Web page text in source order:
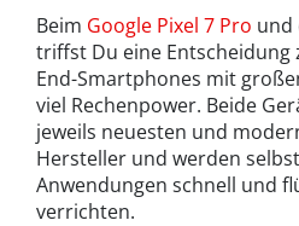
Beim Google Pixel 7 Pro und
triffst Du eine Entscheidung
End-Smartphones mit
viel Rechenpower. Beide
jeweils neuesten und
Hersteller und werden
Anwendungen schnell und
verrichten.